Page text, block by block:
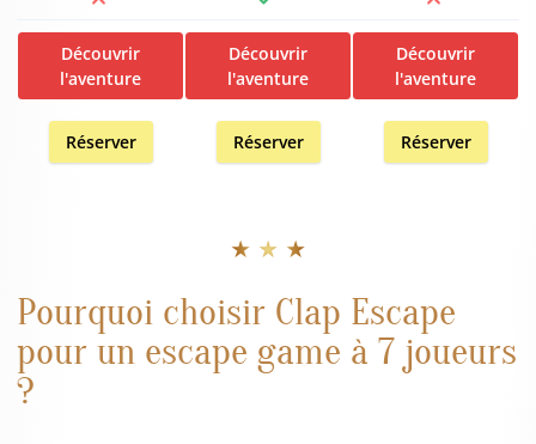
Découvrir
l'aventure
Découvrir
l'aventure
Découvrir
l'aventure
Réserver Réserver Réserver
★ ★ ★
Pourquoi choisir Clap Escape
pour un escape game à 7 joueurs
?